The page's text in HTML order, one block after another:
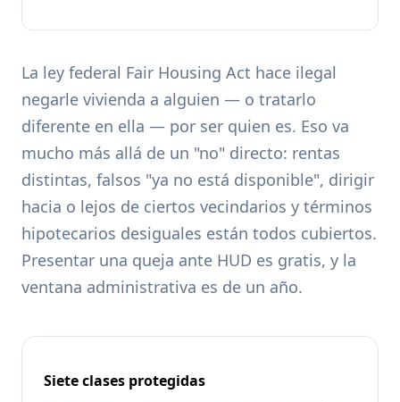
La ley federal Fair Housing Act hace ilegal
negarle vivienda a alguien — o tratarlo
diferente en ella — por ser quien es. Eso va
mucho más allá de un "no" directo: rentas
distintas, falsos "ya no está disponible", dirigir
hacia o lejos de ciertos vecindarios y términos
hipotecarios desiguales están todos cubiertos.
Presentar una queja ante HUD es gratis, y la
ventana administrativa es de un año.
Siete clases protegidas